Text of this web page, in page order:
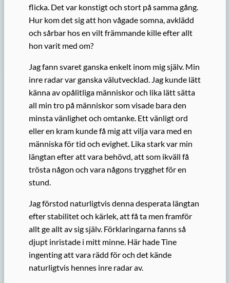
flicka. Det var konstigt och stort på samma gång.
Hur kom det sig att hon vågade somna, avklädd
och sårbar hos en vilt främmande kille efter allt
hon varit med om?
Jag fann svaret ganska enkelt inom mig själv. Min
inre radar var ganska välutvecklad. Jag kunde lätt
känna av opålitliga människor och lika lätt sätta
all min tro på människor som visade bara den
minsta vänlighet och omtanke. Ett vänligt ord
eller en kram kunde få mig att vilja vara med en
människa för tid och evighet. Lika stark var min
längtan efter att vara behövd, att som ikväll få
trösta någon och vara någons trygghet för en
stund.
Jag förstod naturligtvis denna desperata längtan
efter stabilitet och kärlek, att få ta men framför
allt ge allt av sig själv. Förklaringarna fanns så
djupt inristade i mitt minne. Här hade Tine
ingenting att vara rädd för och det kände
naturligtvis hennes inre radar av.